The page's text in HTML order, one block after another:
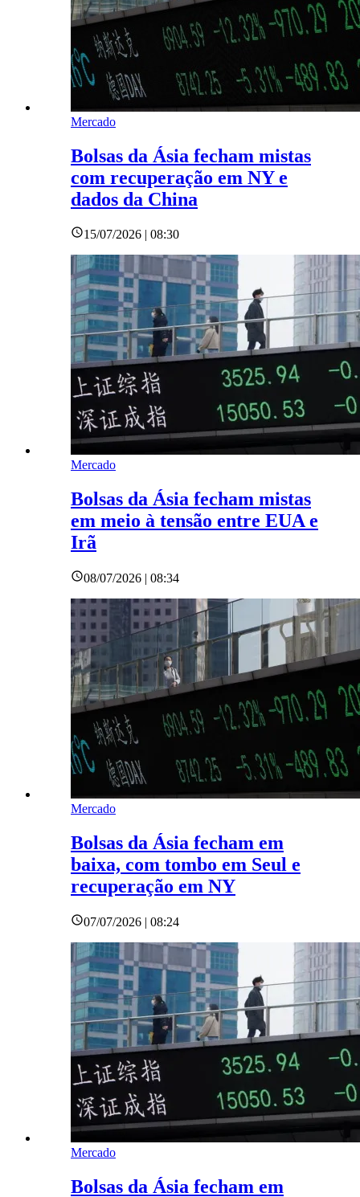
Mercado
Bolsas da Ásia fecham mistas
com recuperação em NY e
dados da China
15/07/2026 | 08:30
Mercado
Bolsas da Ásia fecham mistas
em meio à tensão entre EUA e
Irã
08/07/2026 | 08:34
Mercado
Bolsas da Ásia fecham em
baixa, com tombo em Seul e
recuperação em NY
07/07/2026 | 08:24
Mercado
Bolsas da Ásia fecham em